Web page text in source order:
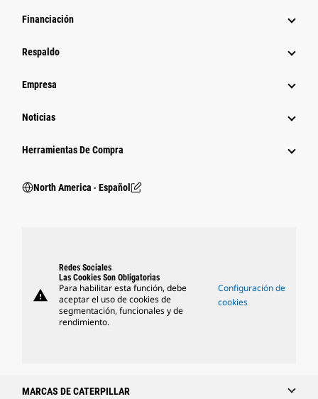
Financiación
Respaldo
Empresa
Noticias
Herramientas De Compra
North America ‧ Español
warning
Redes Sociales
Las Cookies Son Obligatorias
Para habilitar esta función, debe
aceptar el uso de cookies de
segmentación, funcionales y de
rendimiento.
Configuración de
cookies
MARCAS DE CATERPILLAR